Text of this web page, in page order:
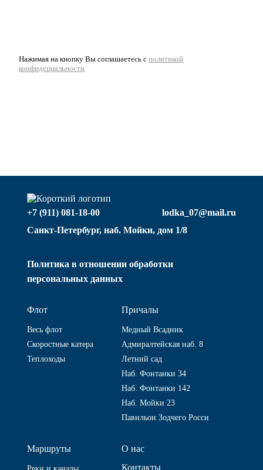
Нажимая на кнопку Вы соглашаетесь сполитикой
конфидециальности
+7 (911) 081-18-00
lodka_07@mail.ru
Санкт-Петербург, наб. Мойки, дом 1/8
Политика в отношении обработки
персональных данных
Флот
Весь флот
Скоростные катера
Теплоходы
Причалы
Медный Всадник
Адмиралтейская наб. 8
Летний сад
Наб. Фонтанки 34
Наб. Фонтанки 142
Наб. Мойки 23
Павильон Зодчего Росси
Маршруты
О нас
Контакты